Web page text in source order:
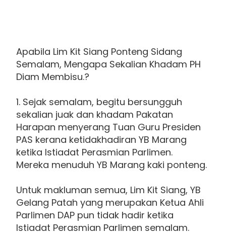
Apabila Lim Kit Siang Ponteng Sidang
Semalam, Mengapa Sekalian Khadam PH
Diam Membisu.?
1. Sejak semalam, begitu bersungguh
sekalian juak dan khadam Pakatan
Harapan menyerang Tuan Guru Presiden
PAS kerana ketidakhadiran YB Marang
ketika Istiadat Perasmian Parlimen.
Mereka menuduh YB Marang kaki ponteng.
Untuk makluman semua, Lim Kit Siang, YB
Gelang Patah yang merupakan Ketua Ahli
Parlimen DAP pun tidak hadir ketika
Istiadat Perasmian Parlimen semalam.